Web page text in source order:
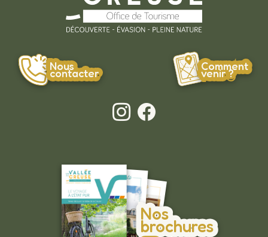
Nous
contacter
Comment
venir ?
Nos
brochures